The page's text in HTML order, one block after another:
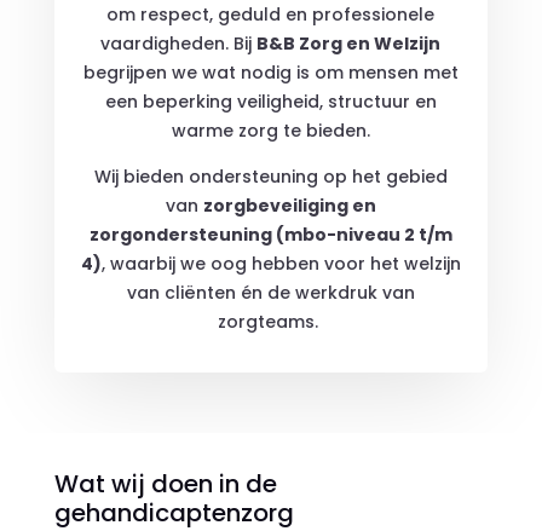
om respect, geduld en professionele
vaardigheden. Bij B&B Zorg en Welzijn
begrijpen we wat nodig is om mensen met
een beperking veiligheid, structuur en
warme zorg te bieden.
Wij bieden ondersteuning op het gebied
van zorgbeveiliging en
zorgondersteuning (mbo-niveau 2 t/m
4), waarbij we oog hebben voor het welzijn
van cliënten én de werkdruk van
zorgteams.
Wat wij doen in de
gehandicaptenzorg